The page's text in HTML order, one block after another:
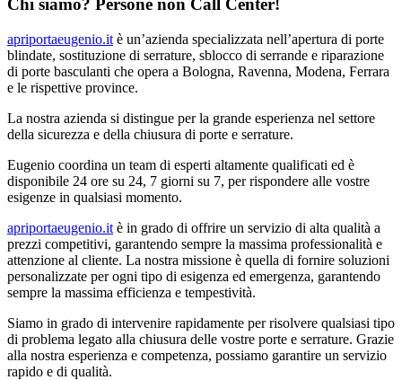
Chi siamo? Persone non Call Center!
apriportaeugenio.it è un’azienda specializzata nell’apertura di porte
blindate, sostituzione di serrature, sblocco di serrande e riparazione
di porte basculanti che opera a Bologna, Ravenna, Modena, Ferrara
e le rispettive province.
La nostra azienda si distingue per la grande esperienza nel settore
della sicurezza e della chiusura di porte e serrature.
Eugenio coordina un team di esperti altamente qualificati ed è
disponibile 24 ore su 24, 7 giorni su 7, per rispondere alle vostre
esigenze in qualsiasi momento.
apriportaeugenio.it è in grado di offrire un servizio di alta qualità a
prezzi competitivi, garantendo sempre la massima professionalità e
attenzione al cliente. La nostra missione è quella di fornire soluzioni
personalizzate per ogni tipo di esigenza ed emergenza, garantendo
sempre la massima efficienza e tempestività.
Siamo in grado di intervenire rapidamente per risolvere qualsiasi tipo
di problema legato alla chiusura delle vostre porte e serrature. Grazie
alla nostra esperienza e competenza, possiamo garantire un servizio
rapido e di qualità.